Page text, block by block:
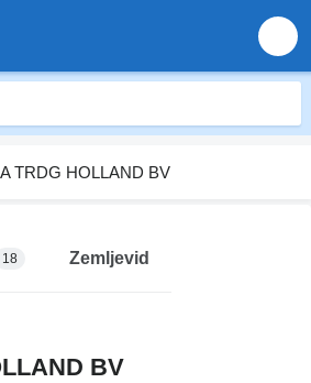
18 Zemljevid
BV